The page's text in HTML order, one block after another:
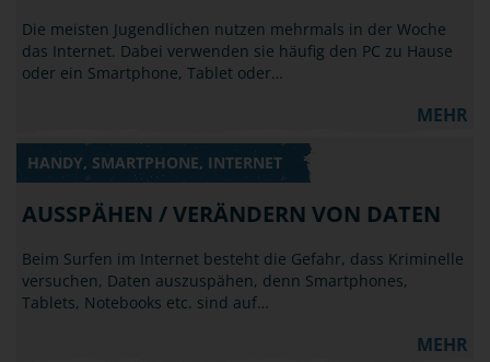
Die meisten Jugendlichen nutzen mehrmals in der Woche
das Internet. Dabei verwenden sie häufig den PC zu Hause
oder ein Smartphone, Tablet oder…
MEHR
HANDY, SMARTPHONE, INTERNET
AUSSPÄHEN / VERÄNDERN VON DATEN
Beim Surfen im Internet besteht die Gefahr, dass Kriminelle
versuchen, Daten auszuspähen, denn Smartphones,
Tablets, Notebooks etc. sind auf…
MEHR